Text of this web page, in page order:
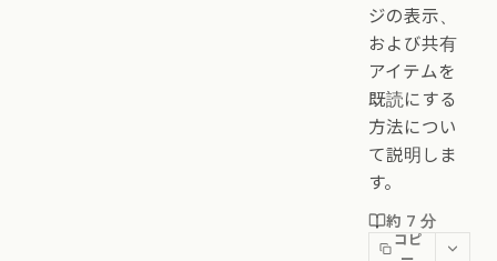
ジの表示、
および共有
アイテムを
既読にする
方法につい
て説明しま
す。
約 7 分
コピ